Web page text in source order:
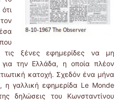
τις ξένες εφημερίδες να μη
την Ελλάδα, η οποία πλέον
κατοχή. Σχεδόν ένα μήνα
η γαλλική εφημερίδα Le Monde
δηλώσεις του Κωνσταντίνου